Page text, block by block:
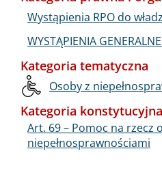
Wystąpienia RPO do
WYSTĄPIENIA
Kategoria tematyczna
Osoby z
Kategoria konstytucyjna
Art. 69 – Pomoc na rzecz
niepełnosprawnościami